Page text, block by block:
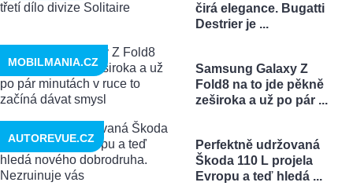
čirá elegance. Bugatti
Destrier je ...
Samsung Galaxy Z
Fold8 na to jde pěkně
zeširoka a už po pár ...
MOBILMANIA.CZ
Perfektně udržovaná
Škoda 110 L projela
Evropu a teď hledá ...
AUTOREVUE.CZ